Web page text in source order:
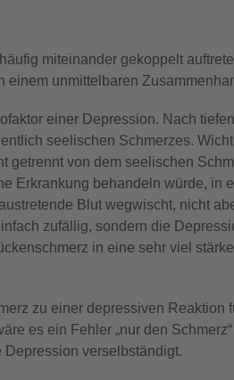
miteinander gekoppelt
unmittelbaren
einer Depression. Nach
seelischen Schmerzes.
getrennt von dem seelischen
Erkrankung behandeln würde, in
Blut wegwischt, nicht
zufällig, sondern die
in eine sehr viel
zu einer depressiven Reaktion
es ein Fehler „nur den
verselbständigt.